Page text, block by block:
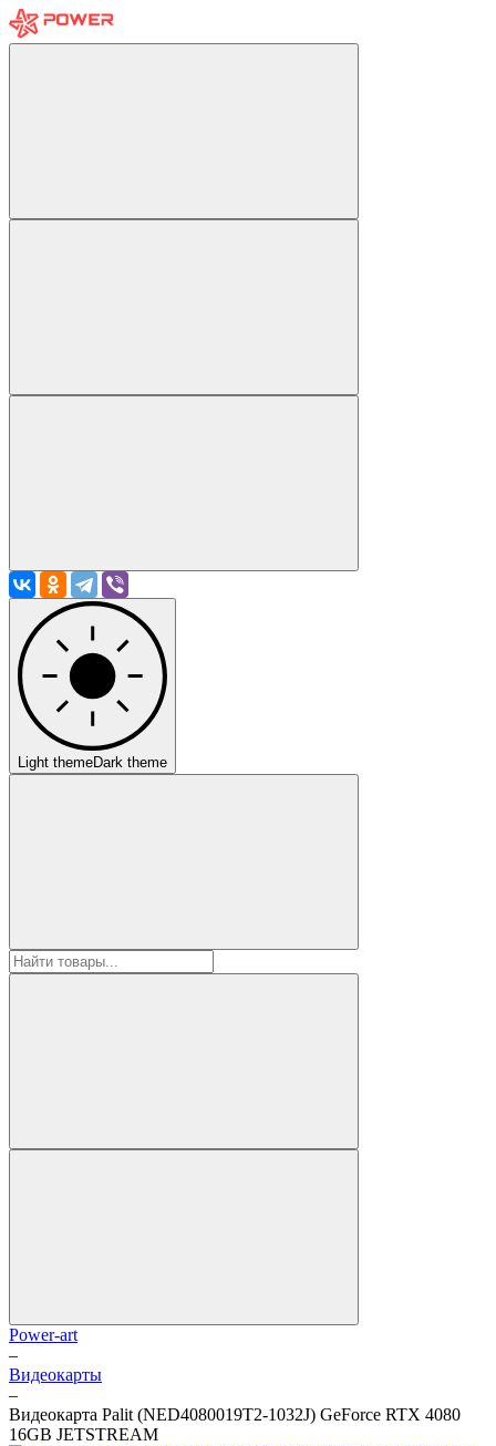
Light themeDark theme
Power-art
–
Видеокарты
–
Видеокарта Palit (NED4080019T2-1032J) GeForce RTX 4080
16GB JETSTREAM